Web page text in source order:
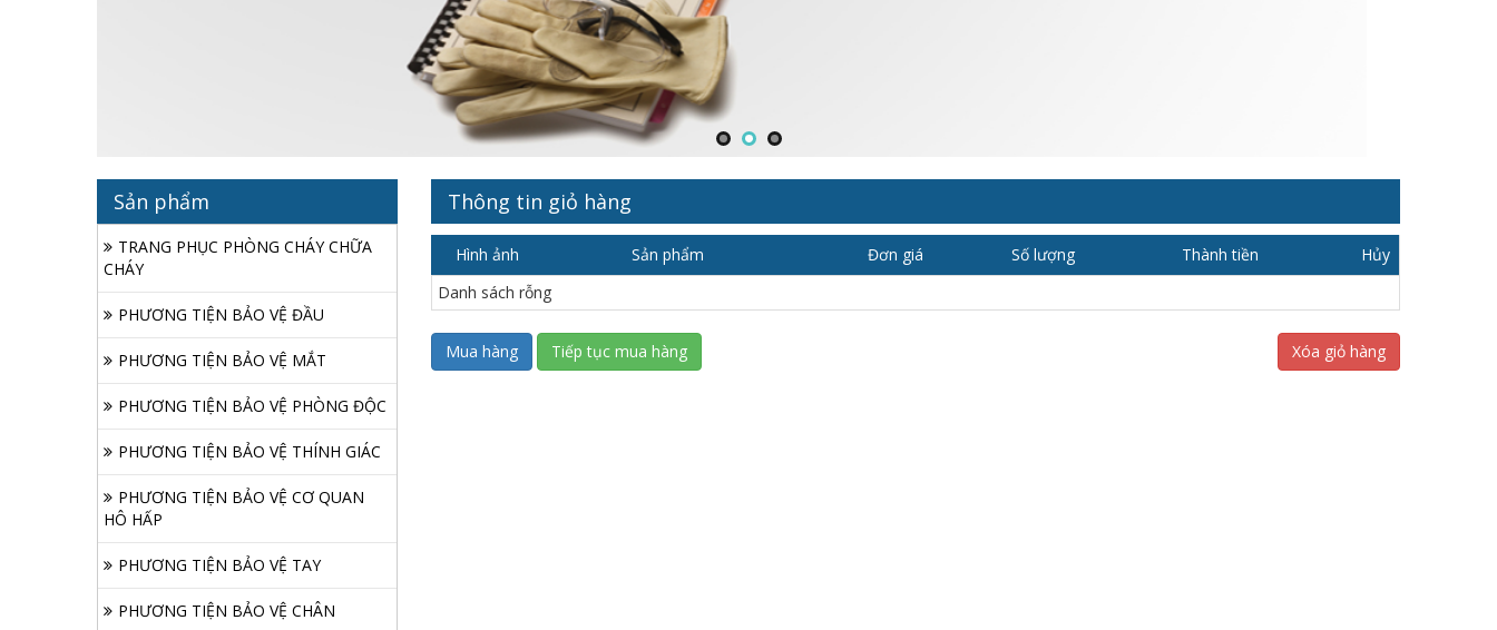
Thông tin giỏ hàng
Hình ảnh Sản phẩm Đơn giá Số lượng Thành tiền
Hủy
Danh sách rỗng
Tiếp tục mua hàng Xóa giỏ hàng
Sản phẩm
TRANG PHỤC PHÒNG CHÁY CHỮA
CHÁY
PHƯƠNG TIỆN BẢO VỆ ĐẦU
PHƯƠNG TIỆN BẢO VỆ MẮT
PHƯƠNG TIỆN BẢO VỆ PHÒNG ĐỘC
PHƯƠNG TIỆN BẢO VỆ THÍNH GIÁC
PHƯƠNG TIỆN BẢO VỆ CƠ QUAN
HÔ HẤP
PHƯƠNG TIỆN BẢO VỆ TAY
PHƯƠNG TIỆN BẢO VỆ CHÂN